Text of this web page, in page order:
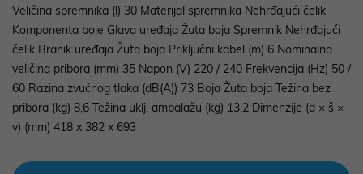
Veličina spremnika (l) 30 Materijal spremnika Nehrđajući čelik
Komponenta boje Glava uređaja Žuta boja Spremnik Nehrđajući
čelik Branik uređaja Žuta boja Priključni kabel (m) 6 Nominalna
veličina pribora (mm) 35 Napon (V) 220 / 240 Frekvencija (Hz) 50 /
60 Razina zvučnog tlaka (dB(A)) 73 Boja Žuta boja Težina bez
pribora (kg) 8,6 Težina uklj. ambalažu (kg) 13,2 Dimenzije (d × š ×
v) (mm) 418 x 382 x 693